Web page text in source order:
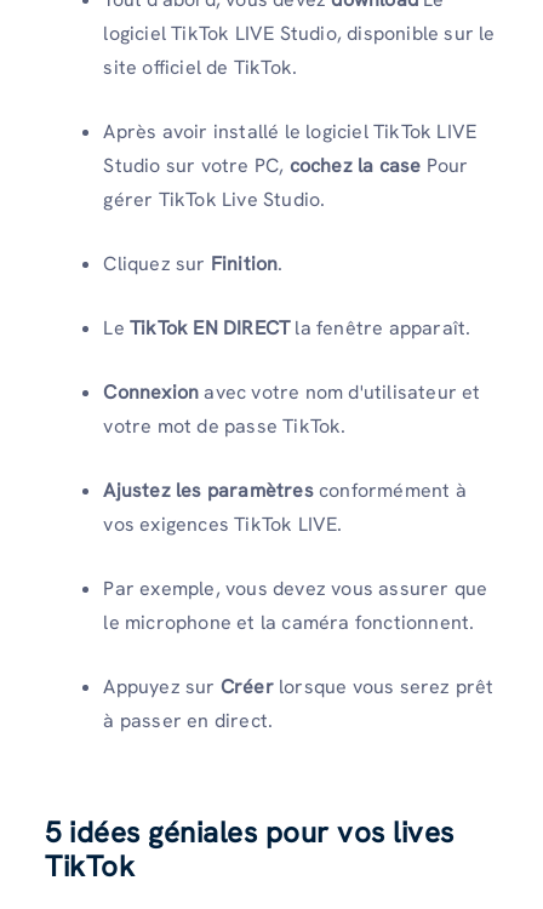
logiciel TikTok LIVE Studio, disponible sur le
site officiel de TikTok.
Après avoir installé le logiciel TikTok LIVE
Studio sur votre PC, cochez la case Pour
gérer TikTok Live Studio.
Cliquez sur Finition.
Le TikTok EN DIRECTla fenêtre apparaît.
Connexionavec votre nom d'utilisateur et
votre mot de passe TikTok.
Ajustez les paramètresconformément à
vos exigences TikTok LIVE.
Par exemple, vous devez vous assurer que
le microphone et la caméra fonctionnent.
Appuyez sur Créerlorsque vous serez prêt
à passer en direct.
5 idées géniales pour vos lives
TikTok